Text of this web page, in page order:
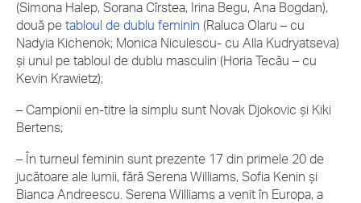
(Simona Halep, Sorana Cîrstea, Irina Begu, Ana Bogdan),
două pe tabloul de dublu feminin (Raluca Olaru – cu
Nadyia Kichenok; Monica Niculescu- cu Alla Kudryatseva)
și unul pe tabloul de dublu masculin (Horia Tecău – cu
Kevin Krawietz);
– Campionii en-titre la simplu sunt Novak Djokovic și Kiki
Bertens;
– În turneul feminin sunt prezente 17 din primele 20 de
jucătoare ale lumii, fără Serena Williams, Sofia Kenin și
Bianca Andreescu. Serena Williams a venit în Europa, a